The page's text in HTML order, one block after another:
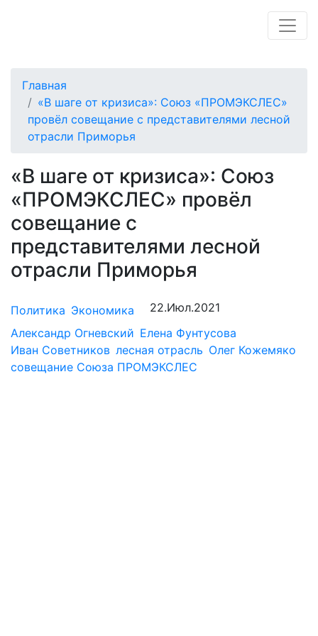
Главная
«В шаге от кризиса»: Союз «ПРОМЭКСЛЕС»
провёл совещание с представителями лесной
отрасли Приморья
«В шаге от кризиса»: Союз
«ПРОМЭКСЛЕС» провёл
совещание с
представителями лесной
отрасли Приморья
Политика Экономика
22.Июл.2021
Александр Огневский Елена Фунтусова
Иван Советников лесная отрасль Олег Кожемяко
совещание Союза ПРОМЭКСЛЕС